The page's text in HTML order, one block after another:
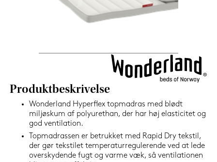
Produktbeskrivelse
Wonderland Hyperflex topmadras med blødt
miljøskum af polyurethan, der har høj elasticitet og
god ventilation.
Topmadrassen er betrukket med Rapid Dry tekstil,
der gør tekstilet temperaturregulerende ved at lede
overskydende fugt og varme væk, så ventilationen